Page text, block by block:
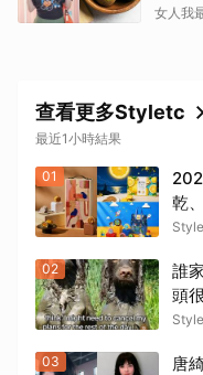
曝從
女人我
查看更多Styletc
最近1小時結果
01
乾
適
02
誰
頭
03
唐